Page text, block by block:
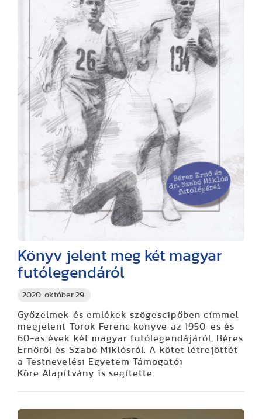
2020. október 29.
Könyv jelent meg két magyar
futólegendáról
Győzelmek és emlékek szögescipőben címmel
megjelent Török Ferenc könyve az 1950-es és
60-as évek két magyar futólegendájáról, Béres
Ernőről és Szabó Miklósról. A kötet létrejöttét
a Testnevelési Egyetem Támogatói
Köre Alapítvány is segítette.